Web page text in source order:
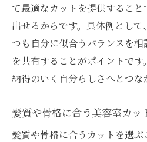
て最適なカットを提供するこ
出せるからです。具体例とし
つも自分に似合うバランスを
を共有することがポイントです
納得のいく自分らしさへとつな
髪質や骨格に合う美容室カッ
髪質や骨格に合うカットを選